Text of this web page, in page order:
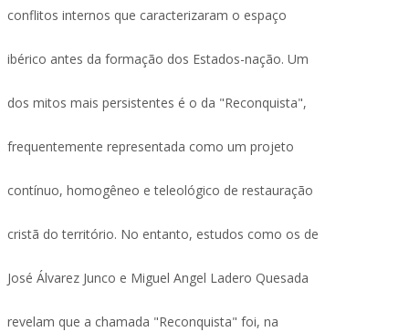
conflitos internos que caracterizaram o espaço
ibérico antes da formação dos Estados-nação. Um
dos mitos mais persistentes é o da "Reconquista",
frequentemente representada como um projeto
contínuo, homogêneo e teleológico de restauração
cristã do território. No entanto, estudos como os de
José Álvarez Junco e Miguel Angel Ladero Quesada
revelam que a chamada "Reconquista" foi, na